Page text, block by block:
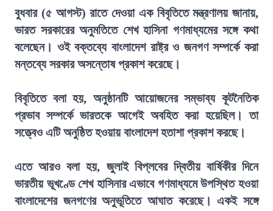
বুধবার (৫ আগস্ট) রাতে দেওয়া এক বিবৃতিতে মন্ত্রণালয় জানায়,
ভারত সরকারের অনুমতিতে শেখ হাসিনা গণমাধ্যমের সঙ্গে কথা
বলেছেন। ওই বক্তব্যে বাংলাদেশ রাষ্ট্র ও জনগণ সম্পর্কে করা
মন্তব্যে সরকার অসন্তোষ প্রকাশ করেছে।
বিবৃতিতে বলা হয়, অনুষ্ঠানটি আয়োজনের সম্ভাব্য কূটনৈতিক
প্রভাব সম্পর্কে ভারতকে আগেই অবহিত করা হয়েছিল। তা
সত্ত্বেও এটি অনুষ্ঠিত হওয়ায় বাংলাদেশ হতাশা প্রকাশ করছে।
এতে আরও বলা হয়, জুলাই বিপ্লবের দ্বিতীয় বার্ষিকীর দিনে
ভারতীয় ভূখণ্ডে শেখ হাসিনার এভাবে গণমাধ্যমে উপস্থিত হওয়া
বাংলাদেশের জনগণের অনুভূতিতে আঘাত করেছে। একই সঙ্গে